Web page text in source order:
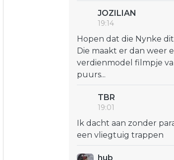
JOZILIAN
19:14
Hopen dat die Nynke
Die maakt er dan weer
verdienmodel filmpje
puurs...
TBR
19:01
Ik dacht aan zonder
een vliegtuig trappen
hub